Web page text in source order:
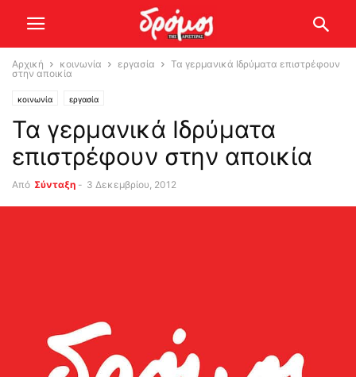
Αρχική κοινωνία εργασία
Τα γερμανικά Ιδρύματα επιστρέφουν
στην αποικία
κοινωνία εργασία
Τα γερμανικά Ιδρύματα
επιστρέφουν στην αποικία
Από Σύνταξη - 3 Δεκεμβρίου, 2012